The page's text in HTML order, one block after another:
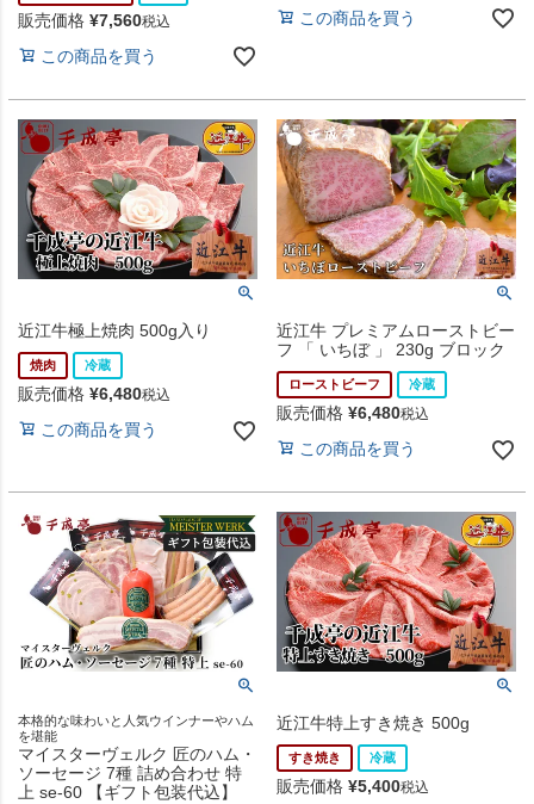
販売価格 ¥7,560税込
この商品を買う
この商品を買う
近江牛極上焼肉 500g入り
焼肉 冷蔵
販売価格 ¥6,480税込
この商品を買う
近江牛 プレミアムローストビー
フ 「 いちぼ 」 230g ブロック
ローストビーフ 冷蔵
販売価格 ¥6,480税込
この商品を買う
本格的な味わいと人気ウインナーやハム
を堪能
マイスターヴェルク 匠のハム・
ソーセージ 7種 詰め合わせ 特
上 se-60 【ギフト包装代込】
近江牛特上すき焼き 500g
すき焼き 冷蔵
販売価格 ¥5,400税込